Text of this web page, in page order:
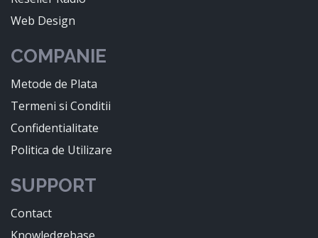
Web Design
COMPANIE
Metode de Plata
Termeni si Conditii
Confidentialitate
Politica de Utilizare
SUPPORT
Contact